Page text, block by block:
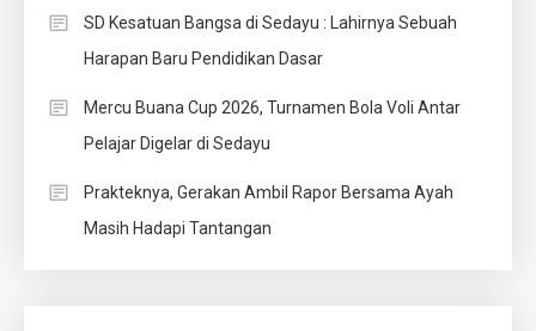
SD Kesatuan Bangsa di Sedayu : Lahirnya Sebuah
Harapan Baru Pendidikan Dasar
Mercu Buana Cup 2026, Turnamen Bola Voli Antar
Pelajar Digelar di Sedayu
Prakteknya, Gerakan Ambil Rapor Bersama Ayah
Masih Hadapi Tantangan